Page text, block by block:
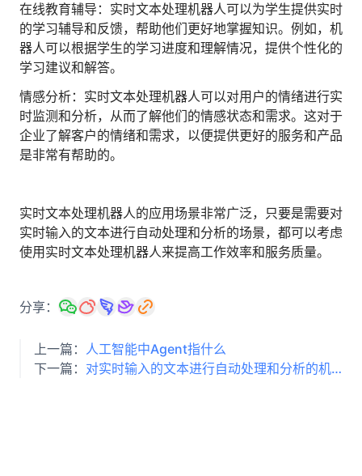
在线教育辅导：实时文本处理机器人可以为学生提供实时
的学习辅导和反馈，帮助他们更好地掌握知识。例如，机
器人可以根据学生的学习进度和理解情况，提供个性化的
学习建议和解答。
情感分析：实时文本处理机器人可以对用户的情绪进行实
时监测和分析，从而了解他们的情感状态和需求。这对于
企业了解客户的情绪和需求，以便提供更好的服务和产品
是非常有帮助的。
实时文本处理机器人的应用场景非常广泛，只要是需要对
实时输入的文本进行自动处理和分析的场景，都可以考虑
使用实时文本处理机器人来提高工作效率和服务质量。
分享：
上一篇： 人工智能中Agent指什么
下一篇：
对实时输入的文本进行自动处理和分析的机器人